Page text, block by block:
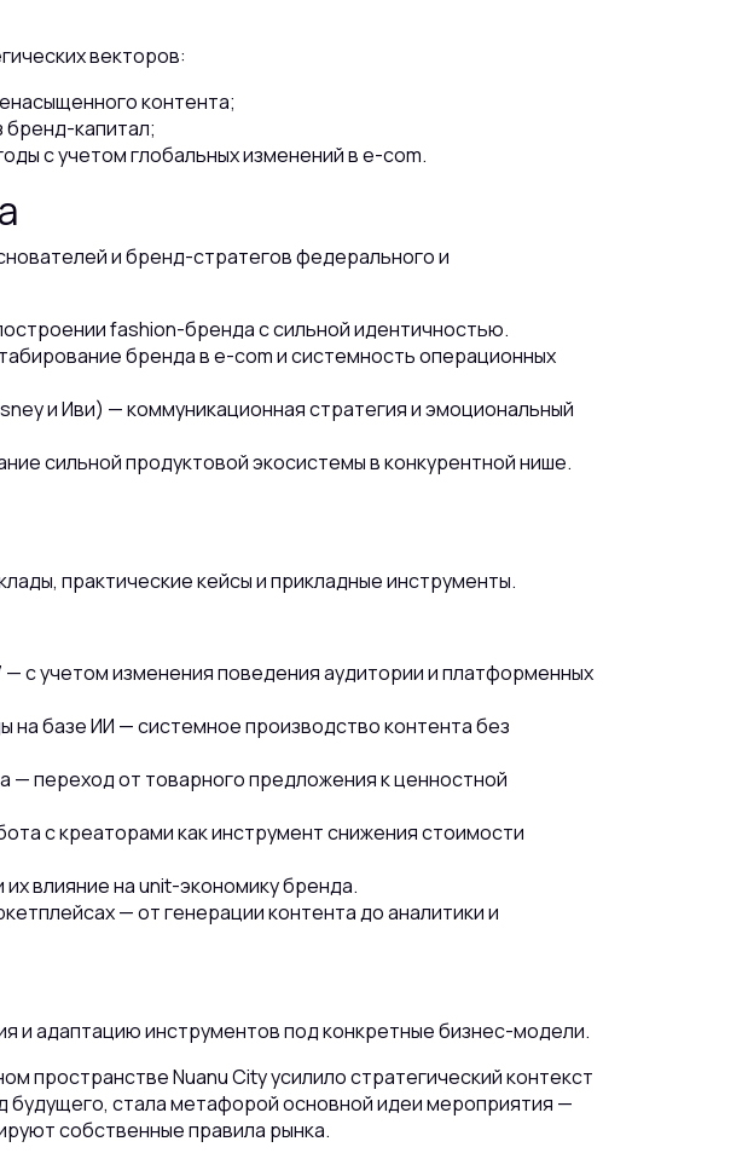
векторов:
контента;
бренд-капитал;
с учетом глобальных изменений в e-com.
и бренд-стратегов федерального и
fashion-бренда с сильной идентичностью.
бренда в e-com и системность операционных
и Иви) — коммуникационная стратегия и эмоциональный
сильной продуктовой экосистемы в конкурентной нише.
практические кейсы и прикладные инструменты.
с учетом изменения поведения аудитории и платформенных
на базе ИИ — системное производство контента без
— переход от товарного предложения к ценностной
с креаторами как инструмент снижения стоимости
влияние на unit-экономику бренда.
— от генерации контента до аналитики и
и адаптацию инструментов под конкретные бизнес-модели.
пространстве Nuanu City усилило стратегический контекст
будущего, стала метафорой основной идеи мероприятия —
собственные правила рынка.